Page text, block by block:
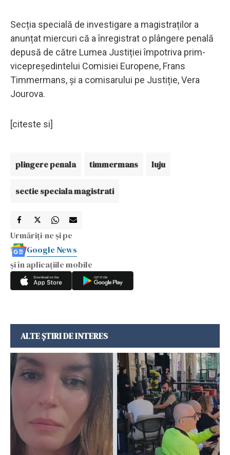
Secția specială de investigare a magistraților a
anunțat miercuri că a înregistrat o plângere penală
depusă de către Lumea Justiției împotriva prim-
vicepreședintelui Comisiei Europene, Frans
Timmermans, și a comisarului pe Justiție, Vera
Jourova.
[citeste si]
plingere penala timmermans luju
sectie speciala magistrati
Urmăriți-ne și pe
Google News
și în aplicațiile mobile
ALTE ȘTIRI DE INTERES